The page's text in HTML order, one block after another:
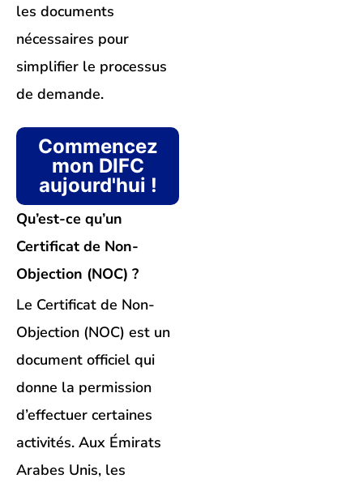
les documents
nécessaires pour
simplifier le processus
de demande.
Commencez
mon DIFC
aujourd'hui !
Qu’est-ce qu’un
Certificat de Non-
Objection (NOC) ?
Le Certificat de Non-
Objection (NOC) est un
document officiel qui
donne la permission
d’effectuer certaines
activités. Aux Émirats
Arabes Unis, les